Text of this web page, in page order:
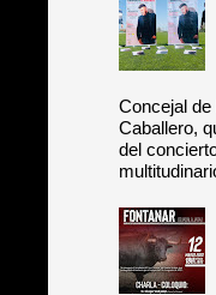
Concejal
Caballero,
del